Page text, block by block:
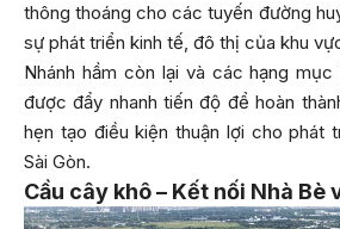
thông thoáng cho các tuyến đường
sự phát triển kinh tế, đô thị của khu
Nhánh hầm còn lại và các hạng
được đẩy nhanh tiến độ để hoàn
hẹn tạo điều kiện thuận lợi cho phát
Sài Gòn.
Cầu cây khô – Kết nối Nhà Bè